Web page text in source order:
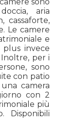
aria
cassaforte,
Le camere
e
invece
per i
sono
con patio
camera
con 2
più
Disponibili